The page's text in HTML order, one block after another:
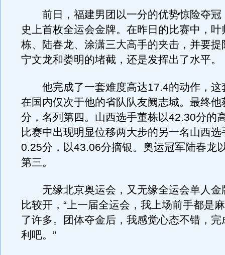
前日，福建男团以一分的优势惊险夺冠
史上首枚全运会金牌。在昨日的比赛中，
栋、陆春龙、涂潇三大高手的夹击，并要提
宁文龙和娄明的堵截，还是发挥出了水平。
他完成了一套难度高达17.4的动作，这
在国内仅次于他的省队队友阙志城。最终
分，名列第四。山西选手董栋以42.30分的
比赛中出现明显位移两大步的另一名山西
0.25分，以43.06分摘银。奥运冠军陆春龙
第三。
无缘北京奥运会，又无缘全运会单人金
比较开，“上一届全运会，我上场前手都是
了许多。团体夺金后，我感觉心态不错，完
利吧。”